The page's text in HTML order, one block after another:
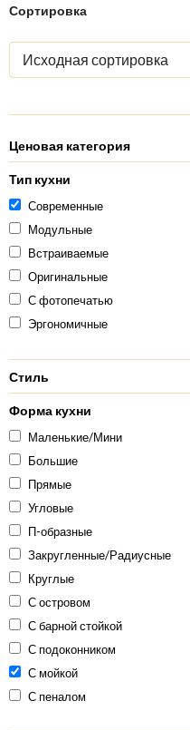
Сортировка
Исходная сортировка
Ценовая категория
Тип кухни
Современные
Модульные
Встраиваемые
Оригинальные
С фотопечатью
Эргономичные
Стиль
Форма кухни
Маленькие/Мини
Большие
Прямые
Угловые
П-образные
Закругленные/Радиусные
Круглые
С островом
С барной стойкой
С подоконником
С мойкой
С пеналом